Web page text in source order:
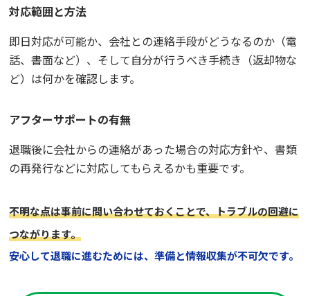
対応範囲と方法
即日対応が可能か、会社との連絡手段がどうなるのか（電
話、書面など）、そして自分が行うべき手続き（返却物な
ど）は何かを確認します。
アフターサポートの有無
退職後に会社からの連絡があった場合の対応方針や、書類
の再発行などに対応してもらえるかも重要です。
不明な点は事前に問い合わせておくことで、トラブルの回避に
つながります。
安心して退職に進むためには、準備と情報収集が不可欠です。